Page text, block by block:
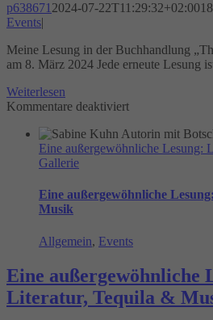
p638671 2024-07-22T11:29:32+02:00
Events|
Meine Lesung in der Buchhandlung
am 8. März 2024 Jede erneute Lesung
Weiterlesen
Kommentare deaktiviertfür
Lesung
in
„Thalia-
Hannover
am
März
2024
Eine außergewöhnliche Lesung:
Gallerie
Eine außergewöhnliche
Musik
Allgemein, Events
Eine außergewöhnliche
Literatur, Tequila &